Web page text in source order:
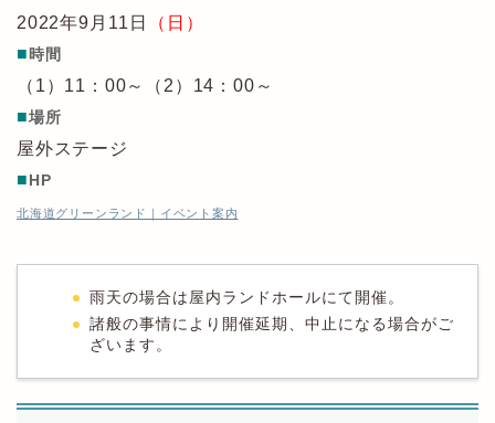
2022年9月11日
（日）
■時間
（1）11：00～（2）14：00～
■場所
屋外ステージ
■HP
北海道グリーンランド｜イベント案内
雨天の場合は屋内ランドホールにて開催。
諸般の事情により開催延期、中止になる場合がご
ざいます。